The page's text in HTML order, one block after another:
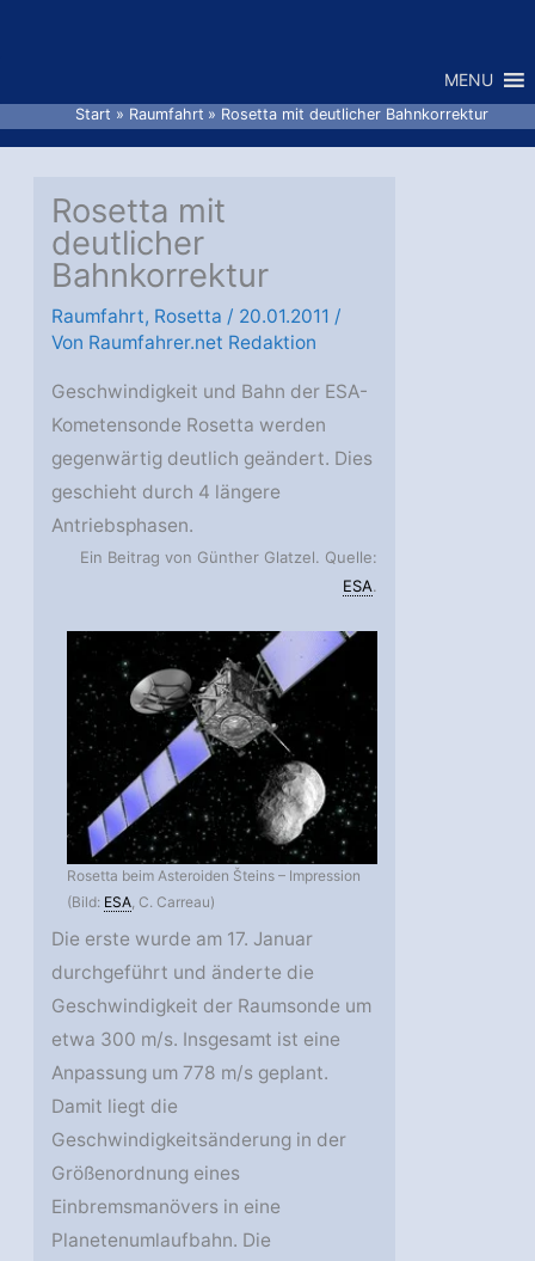
MENU
Start Raumfahrt Rosetta mit deutlicher Bahnkorrektur
Rosetta mit
deutlicher
Bahnkorrektur
Raumfahrt, Rosetta / 20.01.2011 /
Von Raumfahrer.net Redaktion
Geschwindigkeit und Bahn der ESA-
Kometensonde Rosetta werden
gegenwärtig deutlich geändert. Dies
geschieht durch 4 längere
Antriebsphasen.
Ein Beitrag von Günther Glatzel. Quelle:
ESA.
Rosetta beim Asteroiden Šteins – Impression
(Bild: ESA, C. Carreau)
Die erste wurde am 17. Januar
durchgeführt und änderte die
Geschwindigkeit der Raumsonde um
etwa 300 m/s. Insgesamt ist eine
Anpassung um 778 m/s geplant.
Damit liegt die
Geschwindigkeitsänderung in der
Größenordnung eines
Einbremsmanövers in eine
Planetenumlaufbahn. Die